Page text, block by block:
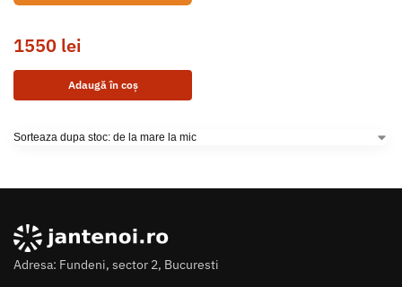
1550 lei
Adaugă în coș
Adresa: Fundeni, sector 2, Bucuresti